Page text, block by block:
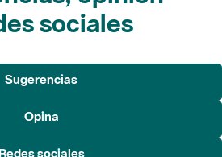
sociales
Sugerencias
Opina
Redes sociales